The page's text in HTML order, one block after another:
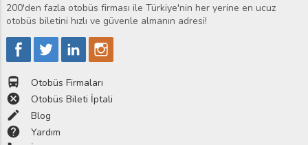
200'den fazla otobüs firması ile Türkiye'nin her yerine en ucuz
otobüs biletini hızlı ve güvenle almanın adresi!
directions_bus Otobüs Firmaları
cancel Otobüs Bileti İptali
edit Blog
help Yardım